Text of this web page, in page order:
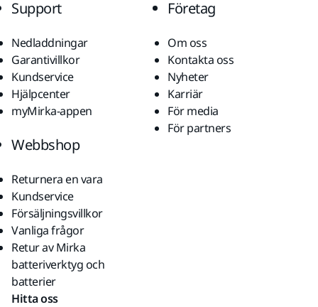
Support
Nedladdningar
Garantivillkor
Kundservice
Hjälpcenter
myMirka-appen
Företag
Om oss
Kontakta oss
Nyheter
Karriär
För media
För partners
Webbshop
Returnera en vara
Kundservice
Försäljningsvillkor
Vanliga frågor
Retur av Mirka
batteriverktyg och
batterier
Hitta oss